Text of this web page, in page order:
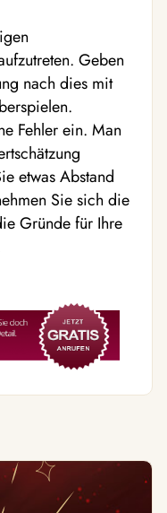
Geben
nach dies mit
Fehler ein. Man
etwas Abstand
Sie sich die
Gründe für Ihre